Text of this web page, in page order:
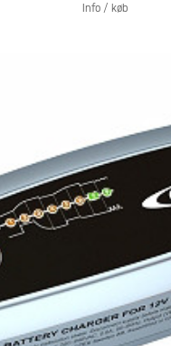
Info / køb